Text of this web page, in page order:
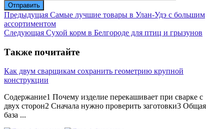
Предыдущая Самые лучшие товары в Улан-Удэ с большим
ассортиментом
Следующая Сухой корм в Белгороде для птиц и грызунов
Также почитайте
Как двум сварщикам сохранить геометрию крупной
конструкции
Содержание1 Почему изделие перекашивает при сварке с
двух сторон2 Сначала нужно проверить заготовки3 Общая
база ...